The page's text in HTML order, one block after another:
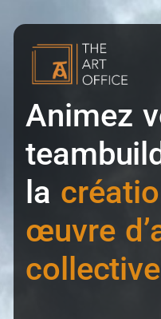
Animez
la
œuvre
collective